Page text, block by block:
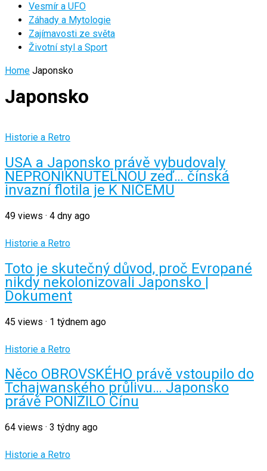
Vesmír a UFO
Záhady a Mytologie
Zajímavosti ze světa
Životní styl a Sport
Home Japonsko
Japonsko
Historie a Retro
USA a Japonsko právě vybudovaly
NEPRONIKNUTELNOU zeď… čínská
invazní flotila je K NIČEMU
49 views · 4 dny ago
Historie a Retro
Toto je skutečný důvod, proč Evropané
nikdy nekolonizovali Japonsko |
Dokument
45 views · 1 týdnem ago
Historie a Retro
Něco OBROVSKÉHO právě vstoupilo do
Tchajwanského průlivu… Japonsko
právě PONÍŽILO Čínu
64 views · 3 týdny ago
Historie a Retro